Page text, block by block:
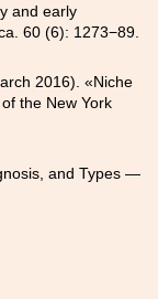
and early
60 (6): 1273−89.
2016). «Niche
the New York
and Types —